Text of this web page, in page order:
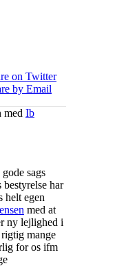
on Twitter
by Email
med Ib
sags
bestyrelse har
helt egen
med at
ny lejlighed i
mange
for os ifm